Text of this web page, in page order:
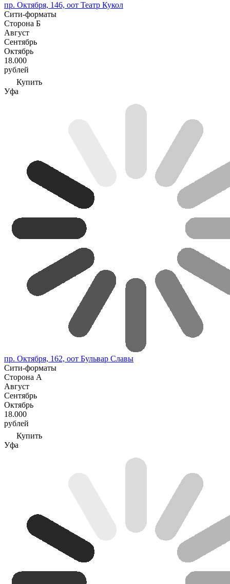
пр. Октября, 146, оот Театр Кукол
Сити-форматы
Сторона Б
Август
Сентябрь
Октябрь
18.000
рублей
Купить
Уфа
пр. Октября, 162, оот Бульвар Славы
Сити-форматы
Сторона А
Август
Сентябрь
Октябрь
18.000
рублей
Купить
Уфа